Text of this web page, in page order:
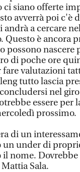
ci siano offerte
avverrà poi c'è
andrà a cercare
Questo è ancora
possono nascere
di poche ore
valutazioni
tutto lascia
nel
essere per
prossimo.
di un
un under di
il nome.
Sala.